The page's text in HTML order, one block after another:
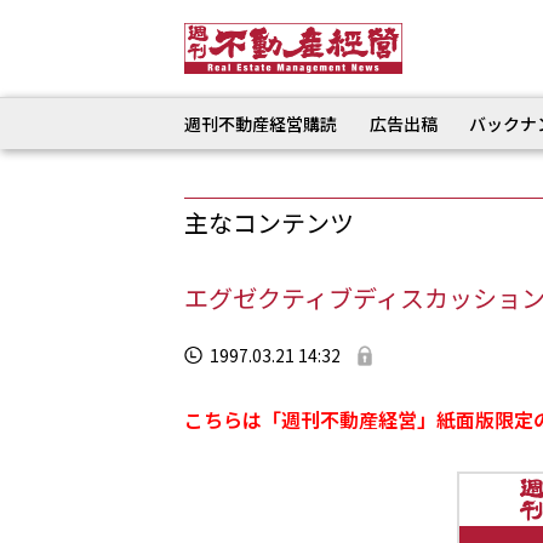
週刊不動産経営購読 広告出稿 バック
主なコンテンツ
エグゼクティブディスカッシ
1997.03.21 14:32
こちらは「週刊不動産経営」紙面版限定